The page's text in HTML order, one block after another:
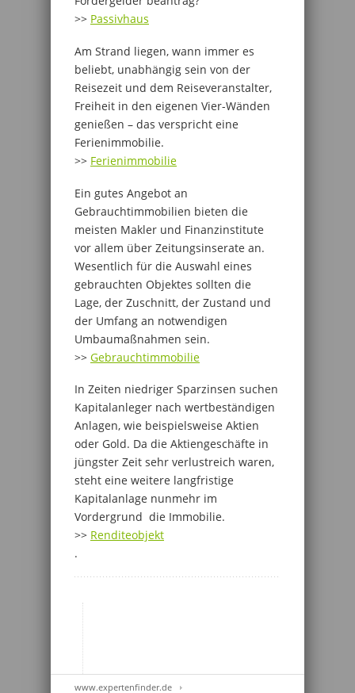
>> Passivhaus
Am Strand liegen, wann immer es
beliebt, unabhängig sein von der
Reisezeit und dem Reiseveranstalter,
Freiheit in den eigenen Vier-Wänden
genießen – das verspricht eine
Ferienimmobilie.
>> Ferienimmobilie
Ein gutes Angebot an
Gebrauchtimmobilien bieten die
meisten Makler und Finanzinstitute
vor allem über Zeitungsinserate an.
Wesentlich für die Auswahl eines
gebrauchten Objektes sollten die
Lage, der Zuschnitt, der Zustand und
der Umfang an notwendigen
Umbaumaßnahmen sein.
>> Gebrauchtimmobilie
In Zeiten niedriger Sparzinsen suchen
Kapitalanleger nach wertbeständigen
Anlagen, wie beispielsweise Aktien
oder Gold. Da die Aktiengeschäfte in
jüngster Zeit sehr verlustreich waren,
steht eine weitere langfristige
Kapitalanlage nunmehr im
Vordergrund  die Immobilie.
>> Renditeobjekt
.
www.expertenfinder.de